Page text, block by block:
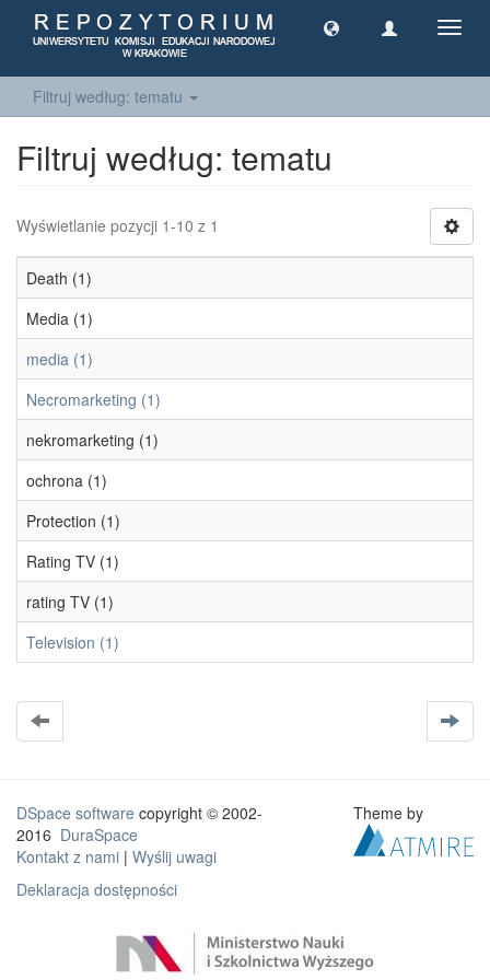
Filtruj według: tematu
Filtruj według: tematu
Wyświetlanie pozycji 1-10 z 1
Death (1)
Media (1)
media (1)
Necromarketing (1)
nekromarketing (1)
ochrona (1)
Protection (1)
Rating TV (1)
rating TV (1)
Television (1)
DSpace software copyright © 2002-
2016 DuraSpace
Kontakt z nami | Wyślij uwagi
Deklaracja dostępności
Theme by